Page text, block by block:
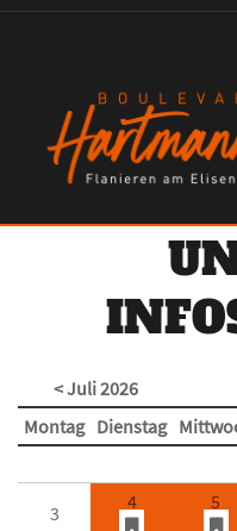
< Juli 2026
Montag Dienstag
3 4 5